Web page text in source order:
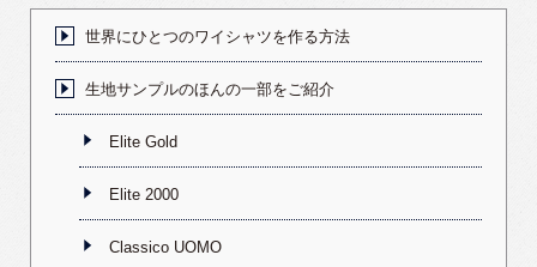
世界にひとつのワイシャツを作る方法
生地サンプルのほんの一部をご紹介
Elite Gold
Elite 2000
Classico UOMO